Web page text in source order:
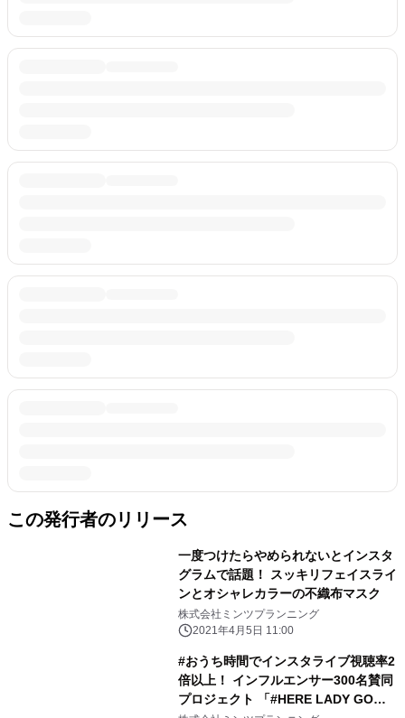
この発行者のリリース
一度つけたらやめられないとインスタ
グラムで話題！ スッキリフェイスライ
ンとオシャレカラーの不織布マスク
株式会社ミンツプランニング
2021年4月5日 11:00
#おうち時間でインスタライブ視聴率2
倍以上！ インフルエンサー300名賛同
プロジェクト 「#HERE LADY GO」